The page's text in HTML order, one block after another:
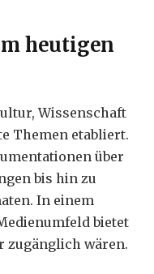
heutigen
Wissenschaft
Themen etabliert.
über
bis hin zu
In einem
bietet
zugänglich wären.